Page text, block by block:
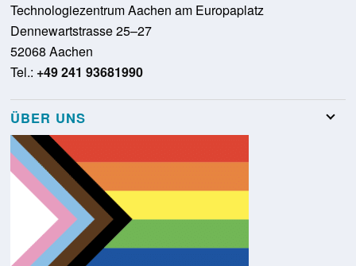
Technologiezentrum Aachen am Europaplatz
Dennewartstrasse 25–27
52068 Aachen
Tel.: +49 241 93681990
ÜBER UNS
Team
Stellenangebote
Presse
Schulungsraumvermietung
Glossar
Kontakt